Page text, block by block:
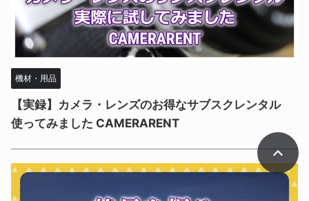
機材・用品
【実録】カメラ・レンズのお得なサブスクレンタル
使ってみました CAMERARENT